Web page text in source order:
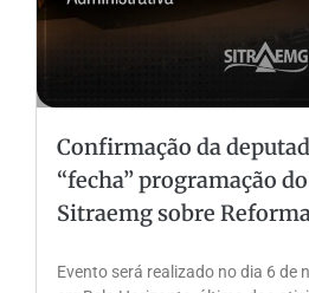
Confirmação da
“fecha” programação
Sitraemg sobre
Evento será realizado no dia 6 de